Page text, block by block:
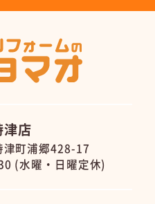
津店
津町浦郷428-17
(水曜・日曜定休)